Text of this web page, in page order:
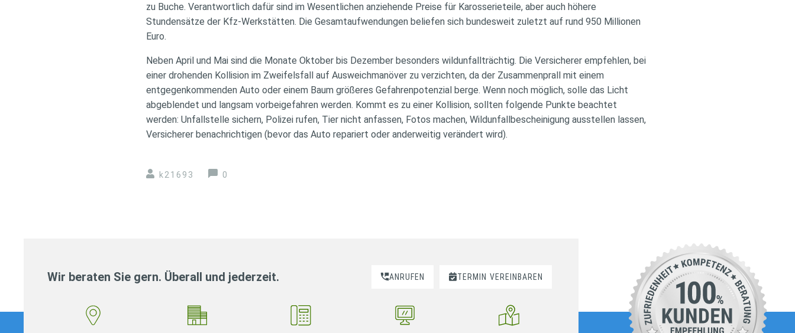
zu Buche. Verantwortlich dafür sind im Wesentlichen anziehende Preise für Karosserieteile, aber auch höhere
Stundensätze der Kfz-Werkstätten. Die Gesamtaufwendungen beliefen sich bundesweit zuletzt auf rund 950 Millionen
Euro.
Neben April und Mai sind die Monate Oktober bis Dezember besonders wildunfallträchtig. Die Versicherer empfehlen, bei
einer drohenden Kollision im Zweifelsfall auf Ausweichmanöver zu verzichten, da der Zusammenprall mit einem
entgegenkommenden Auto oder einem Baum größeres Gefahrenpotenzial berge. Wenn noch möglich, solle das Licht
abgeblendet und langsam vorbeigefahren werden. Kommt es zu einer Kollision, sollten folgende Punkte beachtet
werden: Unfallstelle sichern, Polizei rufen, Tier nicht anfassen, Fotos machen, Wildunfallbescheinigung ausstellen lassen,
Versicherer benachrichtigen (bevor das Auto repariert oder anderweitig verändert wird).
k21693 0
Wir beraten Sie gern. Überall und jederzeit. ANRUFEN TERMIN VEREINBAREN